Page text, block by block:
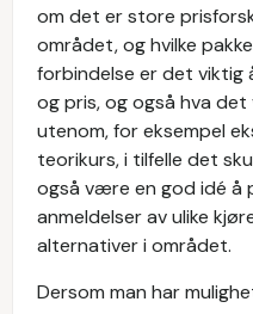
om det er store
området, og hvilke
forbindelse er det viktig
og pris, og også hva
utenom, for eksempel
teorikurs, i tilfelle det
også være en god idé å
anmeldelser av ulike
alternativer i området.
Dersom man har